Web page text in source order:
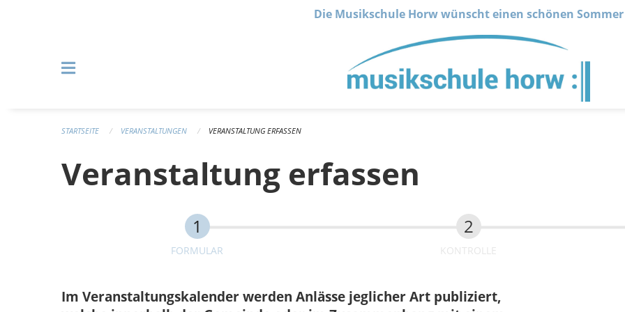
Die Musikschule Horw wünscht einen schönen Sommer
STARTSEITE VERANSTALTUNGEN VERANSTALTUNG ERFASSEN
Veranstaltung erfassen
FORMULAR KONTROLLE
Im Veranstaltungskalender werden Anlässe jeglicher Art publiziert,